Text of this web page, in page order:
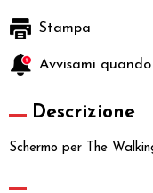
Stampa
Avvisami
Descrizione
Schermo per The